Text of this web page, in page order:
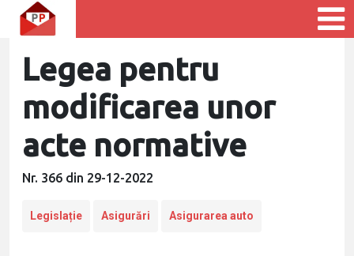
Legea pentru
modificarea unor
acte normative
Nr. 366 din 29-12-2022
Legislație Asigurări Asigurarea auto